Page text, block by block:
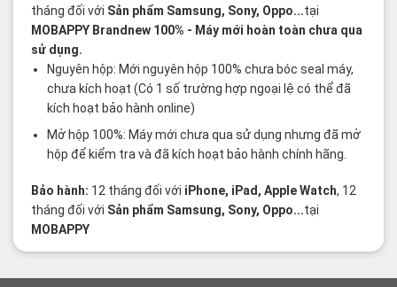
tháng đối với Sản phẩm Samsung, Sony, Oppo...tại
MOBAPPY Brandnew 100% - Máy mới hoàn toàn chưa qua
sử dụng.
Nguyên hộp: Mới nguyên hộp 100% chưa bóc seal máy,
chưa kích hoạt (Có 1 số trường hợp ngoại lệ có thể đã
kích hoạt bảo hành online)
Mở hộp 100%: Máy mới chưa qua sử dụng nhưng đã mở
hộp để kiểm tra và đã kích hoạt bảo hành chính hãng.
Bảo hành: 12 tháng đối với iPhone, iPad, Apple Watch, 12
tháng đối với Sản phẩm Samsung, Sony, Oppo...tại
MOBAPPY